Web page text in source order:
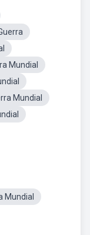
Mundial
Mundial
Mundial